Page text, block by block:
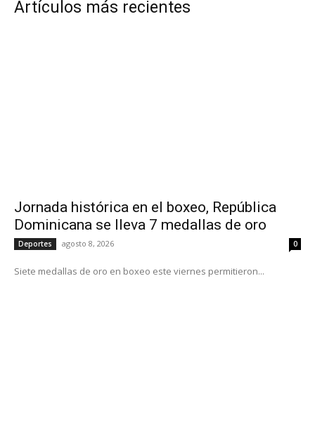
Artículos más recientes
Jornada histórica en el boxeo, República
Dominicana se lleva 7 medallas de oro
Deportes agosto 8, 2026 0
Siete medallas de oro en boxeo este viernes permitieron...